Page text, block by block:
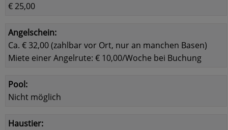
€ 25,00
Angelschein:
Ca. € 32,00 (zahlbar vor Ort, nur an manchen Basen)
Miete einer Angelrute: € 10,00/Woche bei Buchung
Pool:
Nicht möglich
Haustier: